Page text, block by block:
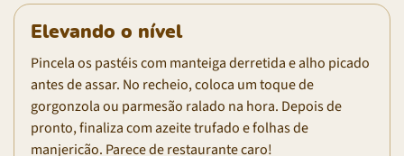
Elevando o nível
Pincela os pastéis com manteiga derretida e alho picado
antes de assar. No recheio, coloca um toque de
gorgonzola ou parmesão ralado na hora. Depois de
pronto, finaliza com azeite trufado e folhas de
manjericão. Parece de restaurante caro!